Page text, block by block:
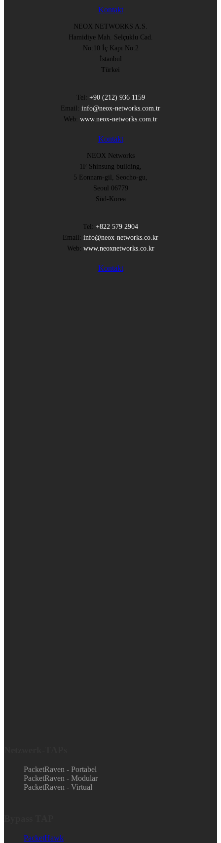
Kontakt
NEOX NETWORKS A.S.
Hamidiye Mah. Selçuklu Cad.
No:10 İç Kapı No:2
İstanbul
Türkei
Tel: +90 (212) 936 1159
Email: info@neox-networks.com.tr
Web: www.neox-networks.com.tr
Kontakt
NEOX Networks
1F Shinsung building,
5 Eonnam-gil, Seocho-gu,
Seoul 06779
Süd-Korea
Tel: +822 579 2904
Email: info@neox-networks.co.kr
Web: www.neoxnetworks.co.kr
Kontakt
PacketRaven - Portabel
PacketRaven - Modular
PacketRaven - Virtual
PacketHawk